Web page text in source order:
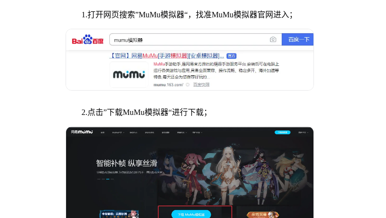
1.打开网页搜索”MuMu模拟器“，找准MuMu模拟器官网进入；
2.点击”下载MuMu模拟器“进行下载；